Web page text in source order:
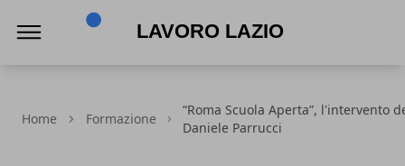
Home Formazione
“Roma Scuola Aperta”, l'intervento
Daniele Parrucci